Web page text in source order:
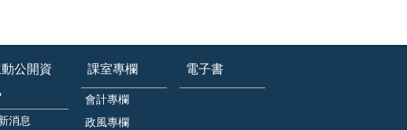
公開資
消息
課室專欄
會計專欄
政風專欄
電子書